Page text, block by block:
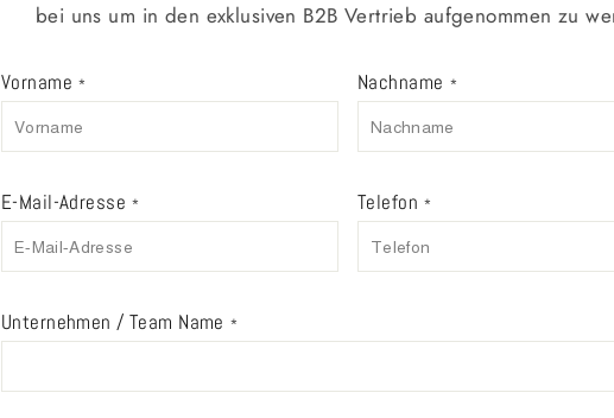
bei uns um in den exklusiven B2B Vertrieb aufgenommen zu
Vorname * Nachname *
E-Mail-Adresse * Telefon *
Unternehmen / Team Name *